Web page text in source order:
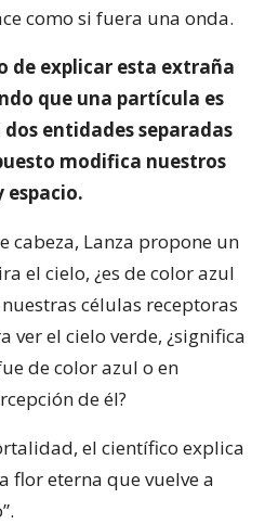
como si fuera una onda.
de explicar esta extraña
que una partícula es
entidades separadas
modifica nuestros
espacio.
cabeza, Lanza propone un
el cielo, ¿es de color azul
células receptoras
el cielo verde, ¿significa
de color azul o en
de él?
el científico explica
flor eterna que vuelve a